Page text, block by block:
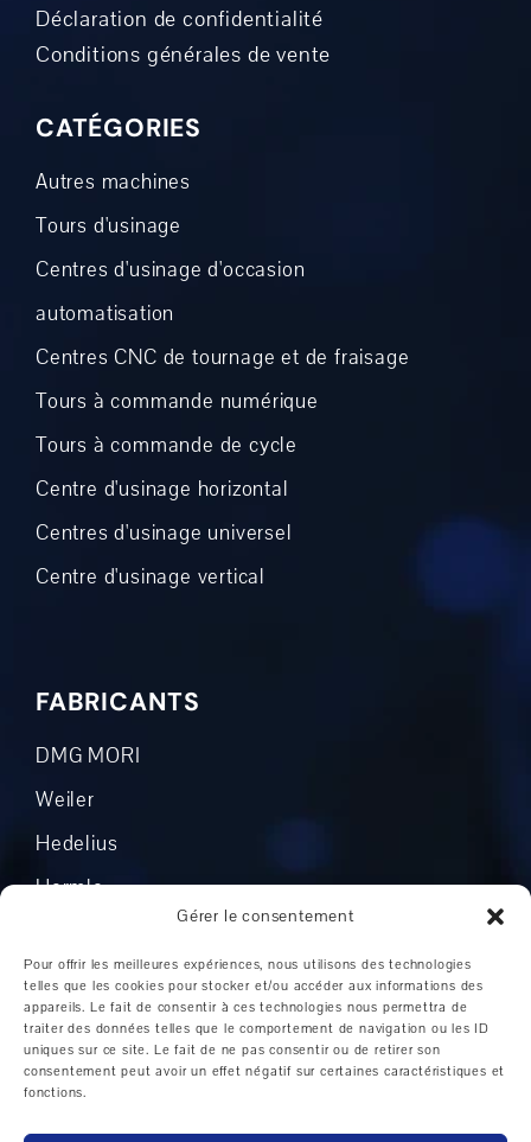
Gérer le consentement
Pour offrir les meilleures expériences, nous utilisons des technologies
telles que les cookies pour stocker et/ou accéder aux informations des
appareils. Le fait de consentir à ces technologies nous permettra de
traiter des données telles que le comportement de navigation ou les ID
uniques sur ce site. Le fait de ne pas consentir ou de retirer son
consentement peut avoir un effet négatif sur certaines caractéristiques et
fonctions.
Déclaration de confidentialité
Conditions générales de vente
CATÉGORIES
Autres machines
Tours d'usinage
Centres d'usinage d'occasion
automatisation
Centres CNC de tournage et de fraisage
Tours à commande numérique
Tours à commande de cycle
Centre d'usinage horizontal
Centres d'usinage universel
Centre d'usinage vertical
FABRICANTS
DMG MORI
Weiler
Hedelius
Hermle
Okuma
Boehringer
Grob